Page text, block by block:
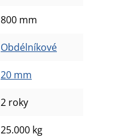
800 mm
Obdélníkové
20 mm
2 roky
25.000 kg